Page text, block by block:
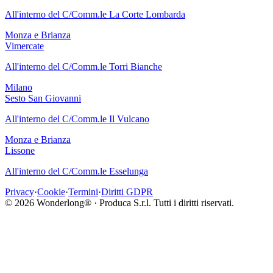
All'interno del C/Comm.le La Corte Lombarda
Monza e Brianza
Vimercate
All'interno del C/Comm.le Torri Bianche
Milano
Sesto San Giovanni
All'interno del C/Comm.le Il Vulcano
Monza e Brianza
Lissone
All'interno del C/Comm.le Esselunga
Privacy·Cookie·Termini·Diritti GDPR
© 2026 Wonderlong® · Produca S.r.l. Tutti i diritti riservati.